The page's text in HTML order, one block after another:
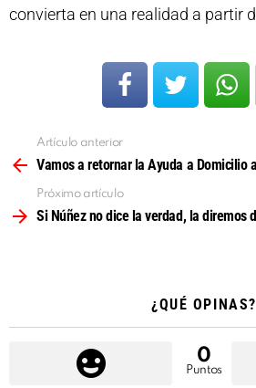
convierta en una realidad a partir
más
Artículo anterior
Vamos a retornar la Ayuda a Domicilio
Próximo artículo
Si Núñez no dice la verdad, la diremos
¿QUÉ OPINAS?
0
Puntos